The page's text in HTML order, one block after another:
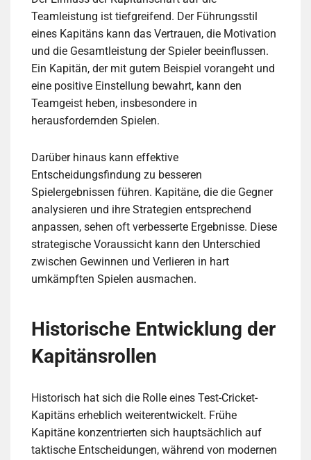
Teamleistung ist tiefgreifend. Der Führungsstil
eines Kapitäns kann das Vertrauen, die Motivation
und die Gesamtleistung der Spieler beeinflussen.
Ein Kapitän, der mit gutem Beispiel vorangeht und
eine positive Einstellung bewahrt, kann den
Teamgeist heben, insbesondere in
herausfordernden Spielen.
Darüber hinaus kann effektive
Entscheidungsfindung zu besseren
Spielergebnissen führen. Kapitäne, die die Gegner
analysieren und ihre Strategien entsprechend
anpassen, sehen oft verbesserte Ergebnisse. Diese
strategische Voraussicht kann den Unterschied
zwischen Gewinnen und Verlieren in hart
umkämpften Spielen ausmachen.
Historische Entwicklung der
Kapitänsrollen
Historisch hat sich die Rolle eines Test-Cricket-
Kapitäns erheblich weiterentwickelt. Frühe
Kapitäne konzentrierten sich hauptsächlich auf
taktische Entscheidungen, während von modernen